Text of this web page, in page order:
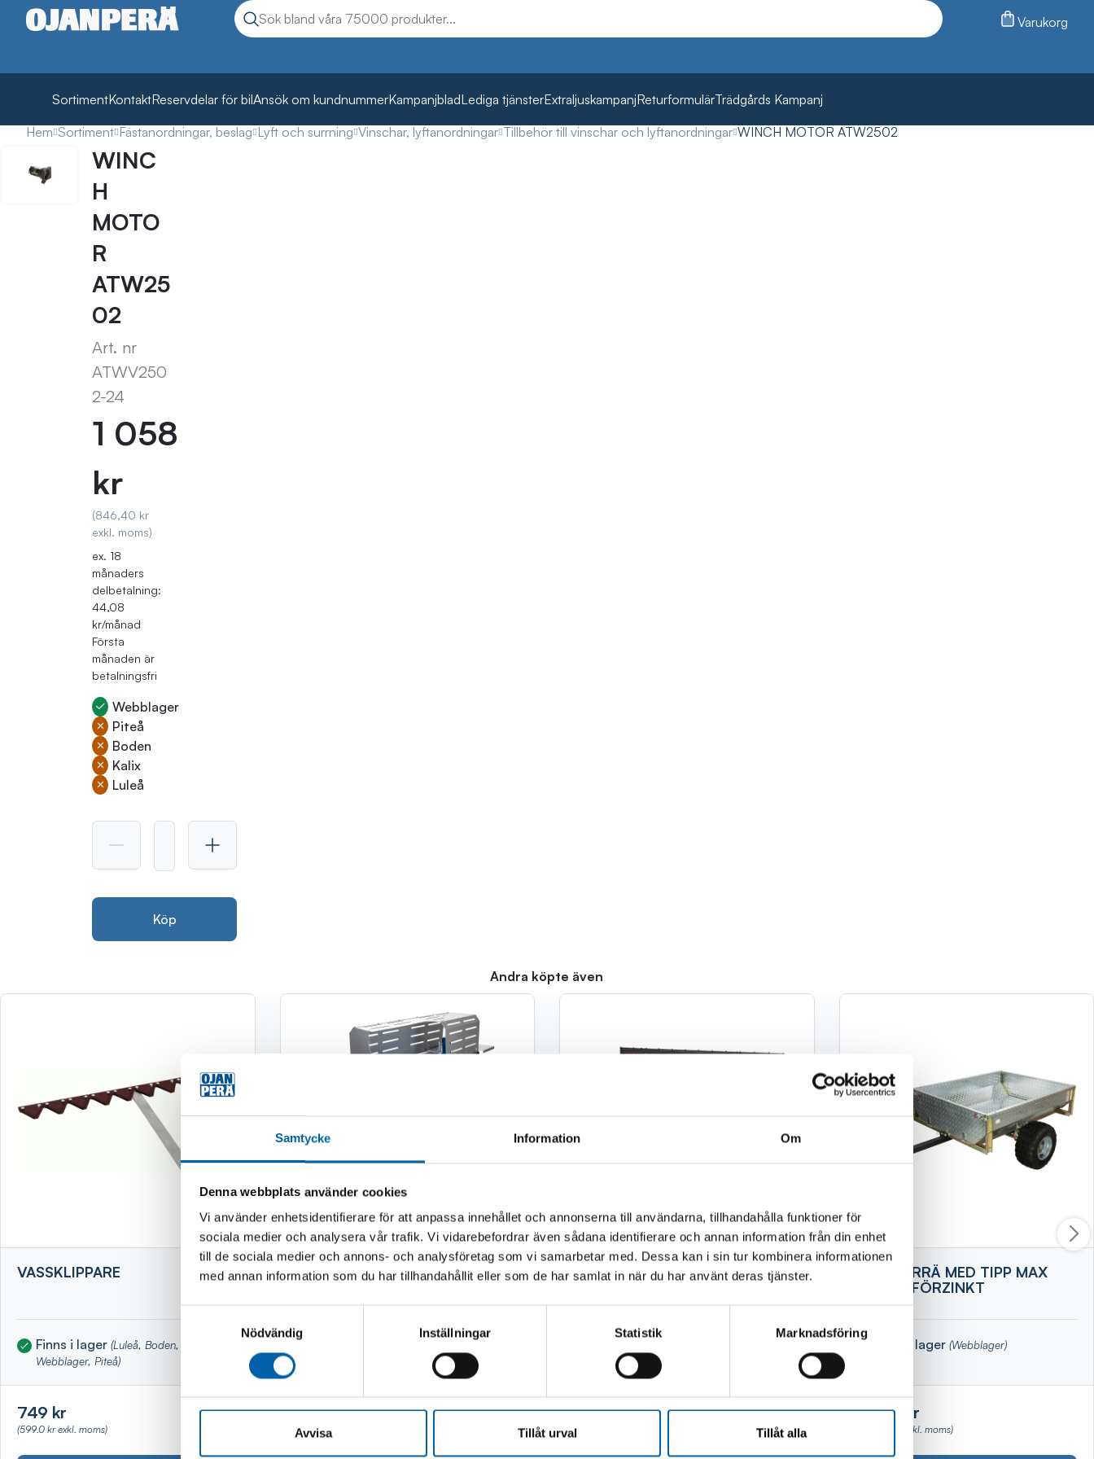
Samtycke Information Om
Denna webbplats använder cookies
Vi använder enhetsidentifierare för att anpassa innehållet och annonserna till användarna, tillhandahålla funktioner för
sociala medier och analysera vår trafik. Vi vidarebefordrar även sådana identifierare och annan information från din enhet
till de sociala medier och annons- och analysföretag som vi samarbetar med. Dessa kan i sin tur kombinera informationen
med annan information som du har tillhandahållit eller som de har samlat in när du har använt deras tjänster.
Nödvändig
Inställningar Statistik Marknadsföring
Avvisa Tillåt urval Tillåt alla
Sök produkter
Sök Varukorg
SortimentKontaktReservdelar för bilAnsök om kundnummerKampanjbladLediga tjänsterExtraljuskampanjReturformulärTrädgårds Kampanj
Hem Sortiment Fästanordningar, beslag Lyft och surrning Vinschar, lyftanordningar Tillbehör till vinschar och lyftanordningar WINCH MOTOR ATW2502
WINC
H
MOTO
R
ATW25
02
Art. nr
ATWV250
2-24
1 058
kr
(846,40 kr
exkl. moms)
ex. 18
månaders
delbetalning:
44,08
kr/månad
Första
månaden är
betalningsfri
Webblager
Piteå
Boden
Kalix
Luleå
Köp
Andra köpte även
VASSKLIPPARE
Finns i lager (Luleå, Boden, Kalix,
Webblager, Piteå)
749 kr
(599.0 kr exkl. moms)
VEDKLYV 7TON 52CM MED
(Kalix, Luleå, Webblager,
2 995 kr
(2396.0 kr exkl. moms)
TÅNGSTÄLL COBRA 7X3ST
15 880 kr
(12704.0 kr exkl. moms)
SLÄPKÄRRÄ MED TIPP MAX
400KG FÖRZINKT
Finns i lager(Webblager)
6 295 kr
(5036.0 kr exkl. moms)